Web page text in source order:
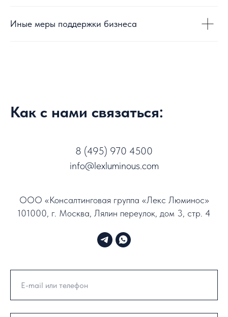
Иные меры поддержки бизнеса
Как с нами связаться:
8 (495) 970 4500
info@lexluminous.com
ООО «Консалтинговая группа «Лекс Люминос»
101000, г. Москва, Лялин переулок, дом 3, стр. 4